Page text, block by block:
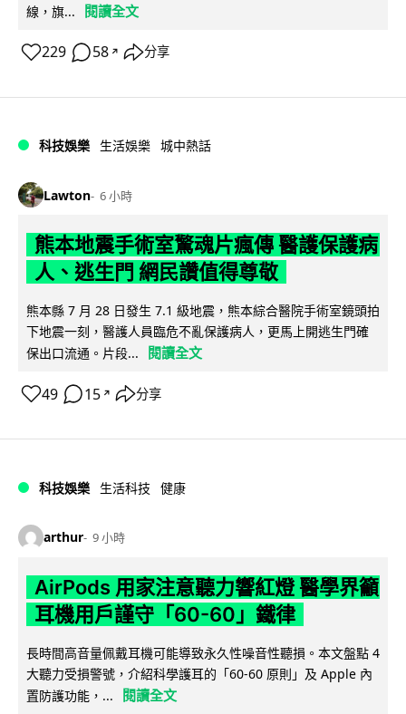
線，旗...
閱讀全文
229 58 ↗ 分享
科技娛樂 生活娛樂 城中熱話
Lawton 6 小時
熊本地震手術室驚魂片瘋傳 醫護保護病
人、逃生門 網民讚值得尊敬
熊本縣 7 月 28 日發生 7.1 級地震，熊本綜合醫院手術室鏡頭拍
下地震一刻，醫護人員臨危不亂保護病人，更馬上開逃生門確
保出口流通。片段...
閱讀全文
49 15 ↗ 分享
科技娛樂 生活科技 健康
arthur 9 小時
AirPods 用家注意聽力響紅燈 醫學界籲
耳機用戶謹守「60-60」鐵律
長時間高音量佩戴耳機可能導致永久性噪音性聽損。本文盤點 4
大聽力受損警號，介紹科學護耳的「60-60 原則」及 Apple 內
置防護功能，...
閱讀全文